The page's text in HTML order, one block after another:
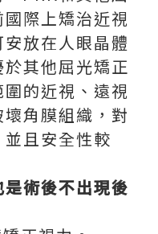
際上矯治近視
放在人眼晶體
其他屈光矯正
的近視、遠視
角膜組織，對
且安全性較
術後不出現後